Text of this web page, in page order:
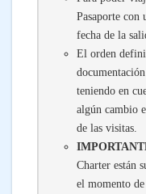
Pasaporte con
fecha de la
El orden
teniendo en
algún cambio
de las visitas.
Charter están
el momento